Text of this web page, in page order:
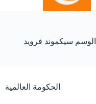
الوسم سيكموند فرويد
الحكومة العالمية